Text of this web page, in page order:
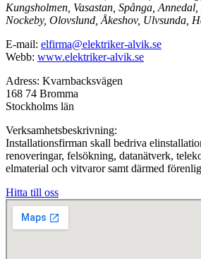
Kungsholmen, Vasastan, Spånga,
Nockeby, Olovslund, Åkeshov, Ulvsunda,
E-mail: elfirma@elektriker-alvik.se
Webb: www.elektriker-alvik.se
Adress: Kvarnbacksvägen
168 74 Bromma
Stockholms län
Verksamhetsbeskrivning:
Installationsfirman skall bedriva
renoveringar, felsökning, datanätverk,
elmaterial och vitvaror samt därmed
Hitta till oss